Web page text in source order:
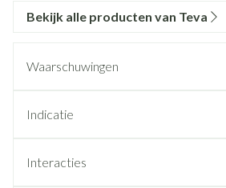
Bekijk alle producten van Teva
Waarschuwingen
Indicatie
Interacties